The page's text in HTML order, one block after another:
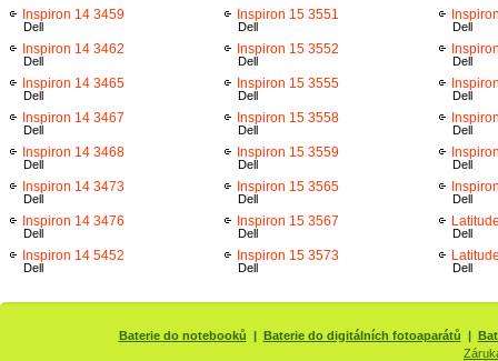
Inspiron 14 3459
Dell
Inspiron 14 3462
Dell
Inspiron 14 3465
Dell
Inspiron 14 3467
Dell
Inspiron 14 3468
Dell
Inspiron 14 3473
Dell
Inspiron 14 3476
Dell
Inspiron 14 5452
Dell
Inspiron 15 3551
Dell
Inspiron 15 3552
Dell
Inspiron 15 3555
Dell
Inspiron 15 3558
Dell
Inspiron 15 3559
Dell
Inspiron 15 3565
Dell
Inspiron 15 3567
Dell
Inspiron 15 3573
Dell
Dell
Dell
Dell
Dell
Dell
Dell
Dell
Dell
Baterie do notebooků | Baterie do digitálních fotoaparátů |